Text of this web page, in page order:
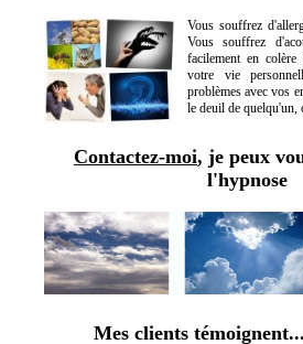
Vous souffrez
Vous souffrez
facilement en
votre vie
problèmes avec vos
le deuil de quelqu'un,
Contactez-moi, je peux
l'hypnose
Mes clients témoignent...